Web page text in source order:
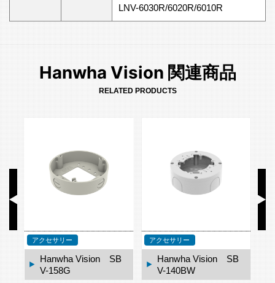
LNV-6030R/6020R/6010R
Hanwha Vision 関連商品
RELATED PRODUCTS
リー
Vision SB
アクセサリー
Hanwha Vision SH
D-1370FPW
アクセサリー
Hanwha
P-140CMT